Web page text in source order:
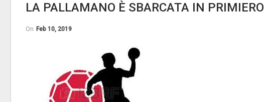
LA PALLAMANO È SBARCATA IN PRIMIERO
On Feb 10, 2019